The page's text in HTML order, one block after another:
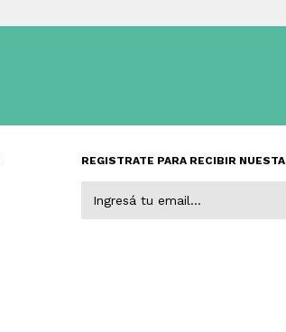
REGISTRATE PARA RECIBIR